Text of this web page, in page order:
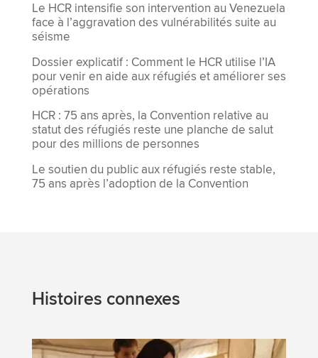
Le HCR intensifie son intervention au Venezuela
face à l’aggravation des vulnérabilités suite au
séisme
Dossier explicatif : Comment le HCR utilise l’IA
pour venir en aide aux réfugiés et améliorer ses
opérations
HCR : 75 ans après, la Convention relative au
statut des réfugiés reste une planche de salut
pour des millions de personnes
Le soutien du public aux réfugiés reste stable,
75 ans après l’adoption de la Convention
Histoires connexes